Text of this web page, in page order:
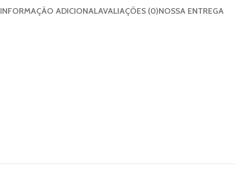
INFORMAÇÃO ADICIONALAVALIAÇÕES (0)NOSSA ENTREGA